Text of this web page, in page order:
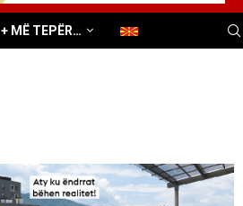
+ MË TEPËR…